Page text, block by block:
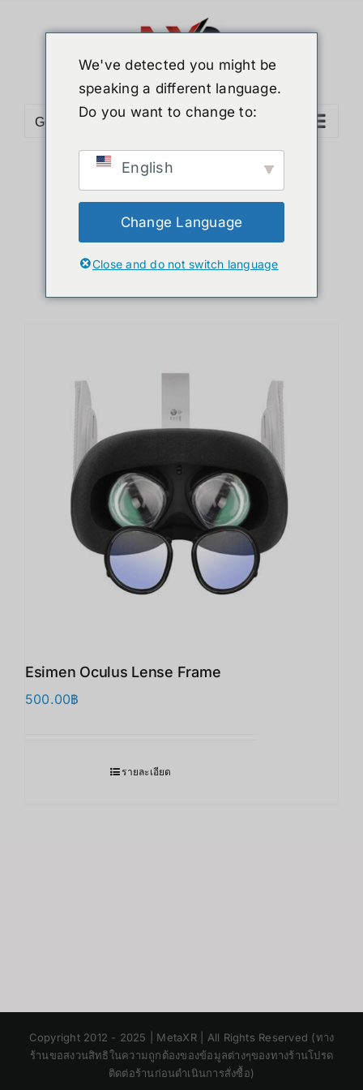
Go to...
Sort byDate
Show24 Products
Esimen Oculus Lense Frame
500.00฿
รายละเอียด
Copyright 2012 - 2025 | MetaXR | All Rights Reserved (ทาง
ร้านขอสงวนสิทธิในความถูกต้องของข้อมูลต่างๆของทางร้านโปรด
ติดต่อร้านก่อนดำเนินการสั่งซื้อ)
We've detected you might be
speaking a different language.
Do you want to change to:
English
Change Language
Close and do not switch language
Chinese